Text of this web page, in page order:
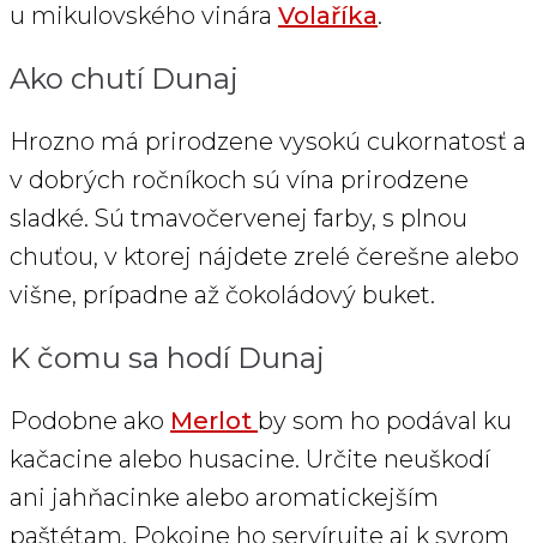
u mikulovského vinára Volaříka.
Ako chutí Dunaj
Hrozno má prirodzene vysokú cukornatosť a
v dobrých ročníkoch sú vína prirodzene
sladké. Sú tmavočervenej farby, s plnou
chuťou, v ktorej nájdete zrelé čerešne alebo
višne, prípadne až čokoládový buket.
K čomu sa hodí Dunaj
Podobne ako Merlot by som ho podával ku
kačacine alebo husacine. Určite neuškodí
ani jahňacinke alebo aromatickejším
paštétam. Pokojne ho servírujte aj k syrom